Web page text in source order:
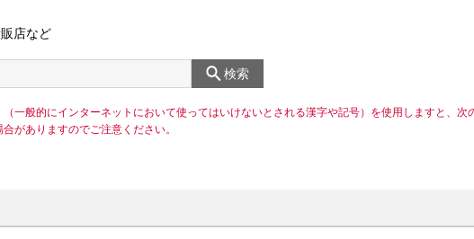
店など
検索
一般的にインターネットにおいて使ってはいけないとされる漢字や記号）を使用しますと、次
がありますのでご注意ください。